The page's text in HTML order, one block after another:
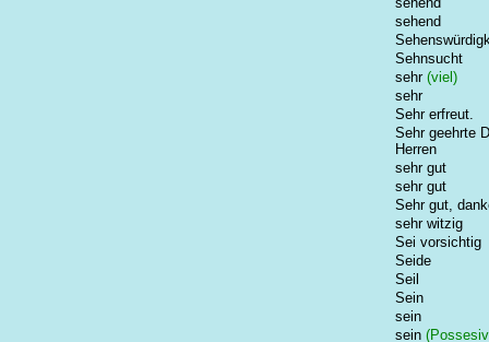
sehend
Sehnsucht
sehr(viel)
sehr
Sehr erfreut.
Sehr geehrte
Herren
sehr gut
sehr gut
Sehr gut,
sehr witzig
Sei vorsichtig
Seide
Seil
Sein
sein
sein